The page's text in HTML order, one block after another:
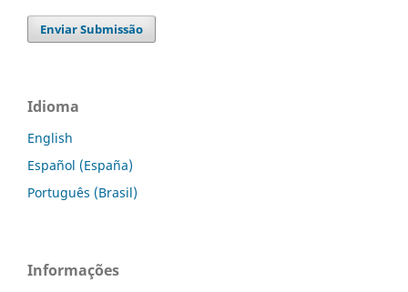
Enviar Submissão
Idioma
English
Español (España)
Português (Brasil)
Informações